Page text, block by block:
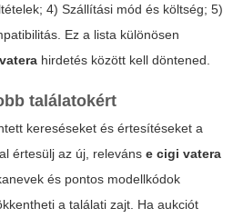
4) Szállítási mód és költség; 5)
Ez a lista különösen
hirdetés között kell döntened.
találatokért
kereséseket és értesítéseket a
értesülj az új, releváns e cigi vatera
és pontos modellkódok
a találati zajt. Ha aukciót